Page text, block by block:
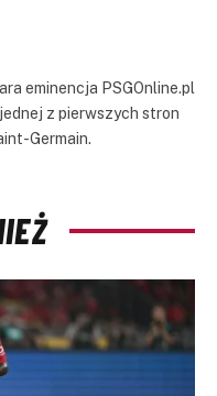
eminencja PSGOnline.pl
z pierwszych stron
Germain.